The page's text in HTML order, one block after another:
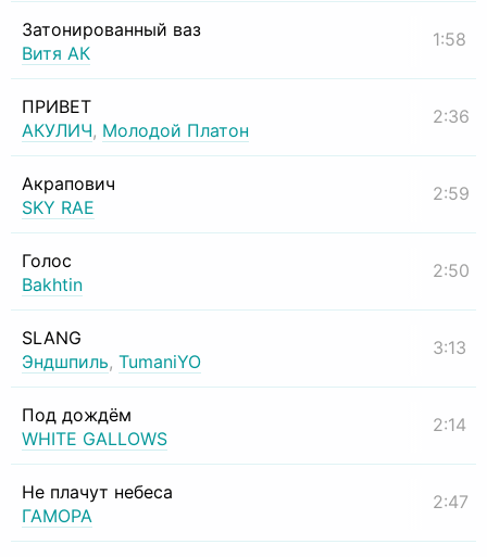
Затонированный ваз
Витя АК
1:58
ПРИВЕТ
АКУЛИЧ, Молодой Платон
2:36
Акрапович
SKY RAE
2:59
Голос
Bakhtin
2:50
SLANG
Эндшпиль, TumaniYO
3:13
Под дождём
WHITE GALLOWS
2:14
Не плачут небеса
ГАМОРА
2:47